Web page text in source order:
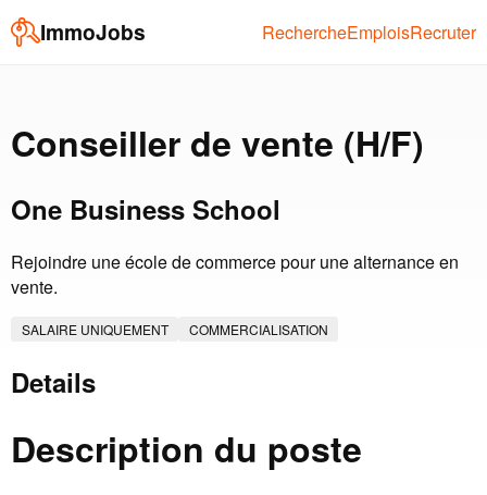
ImmoJobs RechercheEmploisRecruter
Conseiller de vente (H/F)
One Business School
Rejoindre une école de commerce pour une alternance en
vente.
SALAIRE UNIQUEMENT COMMERCIALISATION
Details
Description du poste